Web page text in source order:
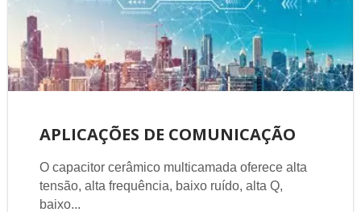
APLICAÇÕES DE COMUNICAÇÃO
O capacitor cerâmico multicamada oferece alta
tensão, alta frequência, baixo ruído, alta Q,
baixo...